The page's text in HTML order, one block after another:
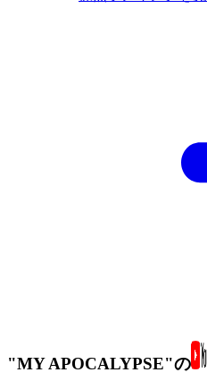
"MY APOCALYPSE"の